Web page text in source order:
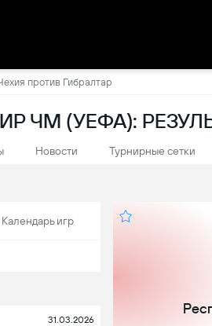
против Гибралтар
ЧМ (УЕФА):
Новости Турнирные сетки
Календарь игр
31.03.2026